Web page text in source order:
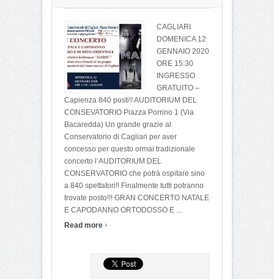
CAGLIARI
DOMENICA 12
GENNAIO 2020
ORE 15:30
INGRESSO
GRATUITO –
Capienza 840 posti!! AUDITORIUM DEL
CONSEVATORIO Piazza Porrino 1 (Via
Bacaredda) Un grande grazie al
Conservatorio di Cagliari per aver
concesso per questo ormai tradizionale
concerto l’AUDITORIUM DEL
CONSERVATORIO che potrà ospitare sino
a 840 spettatori!! Finalmente tutti potranno
trovate posto!!! GRAN CONCERTO NATALE
E CAPODANNO ORTODOSSO E ...
Read more ›